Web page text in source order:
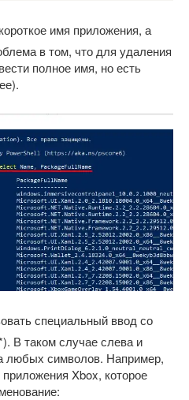
имя приложения, а
в том, что для удаления
полное имя, но есть
специальный ввод со
В таком случае слева и
любых символов. Например,
Xbox, которое